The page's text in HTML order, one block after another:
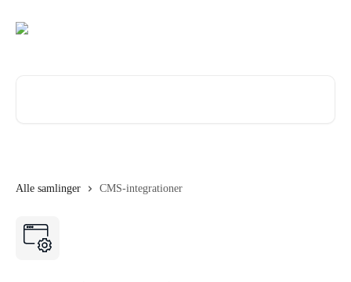
Alle samlinger CMS-integrationer